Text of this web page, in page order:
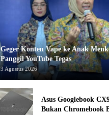
Geger Konten Vape ke Anak
Panggil YouTube Tegas
3 Agustus 2026
Asus Googlebook
Bukan Chromebook